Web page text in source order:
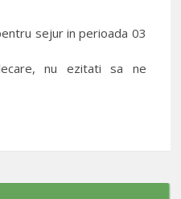
sejur in perioada 03
nu ezitati sa ne